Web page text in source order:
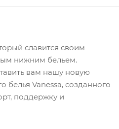
славится своим
нижним бельем.
вам нашу новую
белья Vanessa, созданного
поддержку и